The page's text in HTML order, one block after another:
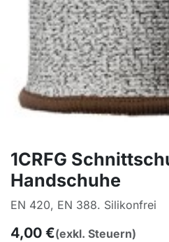
1CRFG
Handschuhe
EN 420, EN 388. Silikonfrei
4,00 €(exkl. Steuern)